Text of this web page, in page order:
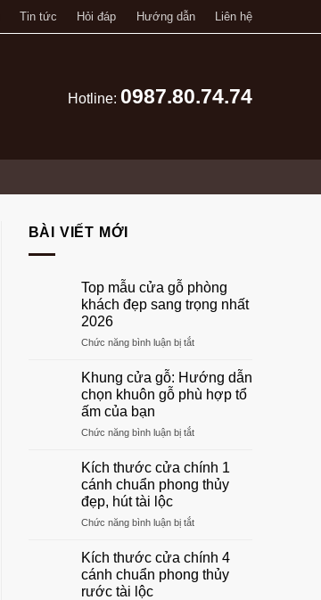
Tin tức Hỏi đáp Hướng dẫn Liên hệ
Hotline: 0987.80.74.74
BÀI VIẾT MỚI
Top mẫu cửa gỗ phòng
khách đẹp sang trọng nhất
2026
Chức năng bình luận bị tắtở
mẫu
cửa
gỗ
khách
sang
trọng
nhất
Khung cửa gỗ: Hướng dẫn
chọn khuôn gỗ phù hợp tổ
ấm của bạn
Chức năng bình luận bị tắtở
cửa
Hướng
chọn
gỗ
phù
hợp
Kích thước cửa chính 1
cánh chuẩn phong thủy
đẹp, hút tài lộc
Chức năng bình luận bị tắtở
thước
cửa
chính
Kích thước cửa chính 4
cánh chuẩn phong thủy
rước tài lộc